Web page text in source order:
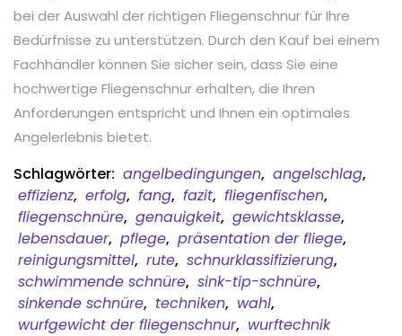
bei der Auswahl der richtigen Fliegenschnur für Ihre
Bedürfnisse zu unterstützen. Durch den Kauf bei einem
Fachhändler können Sie sicher sein, dass Sie eine
hochwertige Fliegenschnur erhalten, die Ihren
Anforderungen entspricht und Ihnen ein optimales
Angelerlebnis bietet.
Schlagwörter: angelbedingungen, angelschlag,
effizienz, erfolg, fang, fazit, fliegenfischen,
fliegenschnüre, genauigkeit, gewichtsklasse,
lebensdauer, pflege, präsentation der fliege,
reinigungsmittel, rute, schnurklassifizierung,
schwimmende schnüre, sink-tip-schnüre,
sinkende schnüre, techniken, wahl,
wurfgewicht der fliegenschnur, wurftechnik